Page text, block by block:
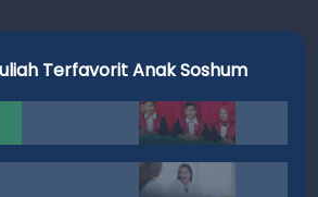
Terfavorit Anak Soshum